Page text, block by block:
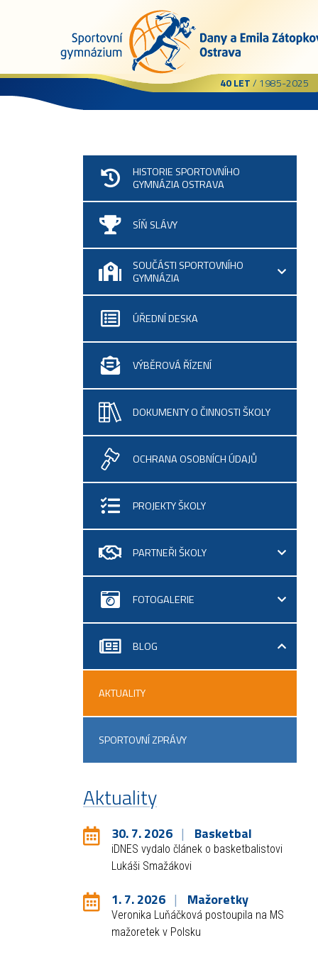
40 LET/ 1985-2025
HISTORIE SPORTOVNÍHO
GYMNÁZIA OSTRAVA
SÍŇ SLÁVY
SOUČÁSTI SPORTOVNÍHO
GYMNÁZIA
ÚŘEDNÍ DESKA
VÝBĚROVÁ ŘÍZENÍ
DOKUMENTY O ČINNOSTI ŠKOLY
OCHRANA OSOBNÍCH ÚDAJŮ
PROJEKTY ŠKOLY
PARTNEŘI ŠKOLY
FOTOGALERIE
BLOG
AKTUALITY
SPORTOVNÍ ZPRÁVY
Aktuality
30. 7. 2026 Basketbal
iDNES vydalo článek o basketbalistovi
Lukáši Smažákovi
1. 7. 2026 Mažoretky
Veronika Luňáčková postoupila na MS
mažoretek v Polsku